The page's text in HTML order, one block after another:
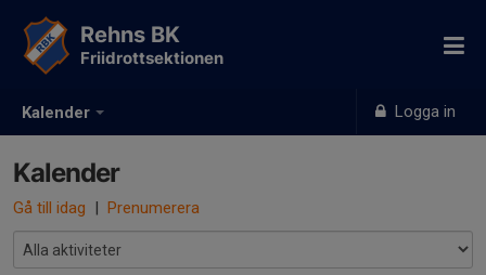
Kalender Logga in
Rehns BK
Friidrottsektionen
Kalender
Gå till idag | Prenumerera